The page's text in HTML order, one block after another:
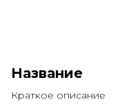
Название
Краткое описание